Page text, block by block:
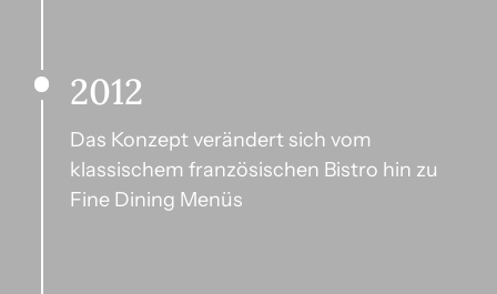
2012
Das Konzept verändert sich vom
klassischem französischen Bistro hin zu
Fine Dining Menüs